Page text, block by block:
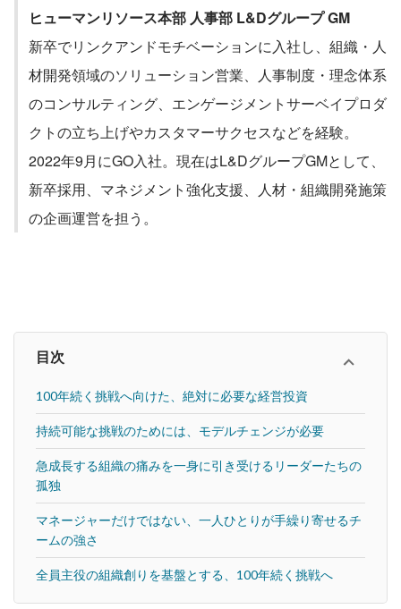
ヒューマンリソース本部 人事部 L&Dグループ GM
新卒でリンクアンドモチベーションに入社し、組織・人
材開発領域のソリューション営業、人事制度・理念体系
のコンサルティング、エンゲージメントサーベイプロダ
クトの立ち上げやカスタマーサクセスなどを経験。
2022年9月にGO入社。現在はL&DグループGMとして、
新卒採用、マネジメント強化支援、人材・組織開発施策
の企画運営を担う。
目次
100年続く挑戦へ向けた、絶対に必要な経営投資
持続可能な挑戦のためには、モデルチェンジが必要
急成長する組織の痛みを一身に引き受けるリーダーたちの
孤独
マネージャーだけではない、一人ひとりが手繰り寄せるチ
ームの強さ
全員主役の組織創りを基盤とする、100年続く挑戦へ